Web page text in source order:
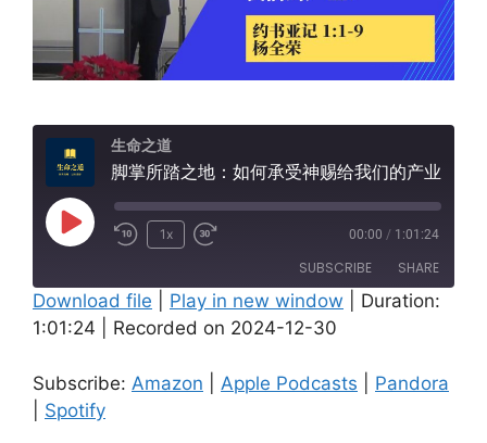
生命之道
Play
1x 00:00 / 1:01:24
SUBSCRIBE SHARE
Amazon Apple Podcasts
RSS FEED
SHARE
LINK
EMBED
Download file Play in new window
Duration:
1:01:24
Recorded on 2024-12-30
Subscribe: Amazon Apple Podcasts
Pandora
Spotify